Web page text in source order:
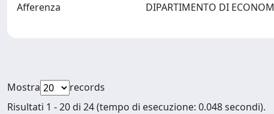
Afferenza DIPARTIMENTO DI
Mostra
records
Risultati 1 - 20 di 24 (tempo di esecuzione: 0.048 secondi).